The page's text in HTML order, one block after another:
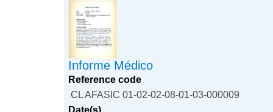
Informe Médico
Reference code
CL AFASIC 01-02-02-08-01-03-000009
Date(s)